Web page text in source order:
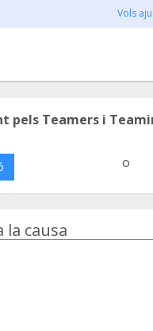
Vols
pels Teamers i
o
la causa